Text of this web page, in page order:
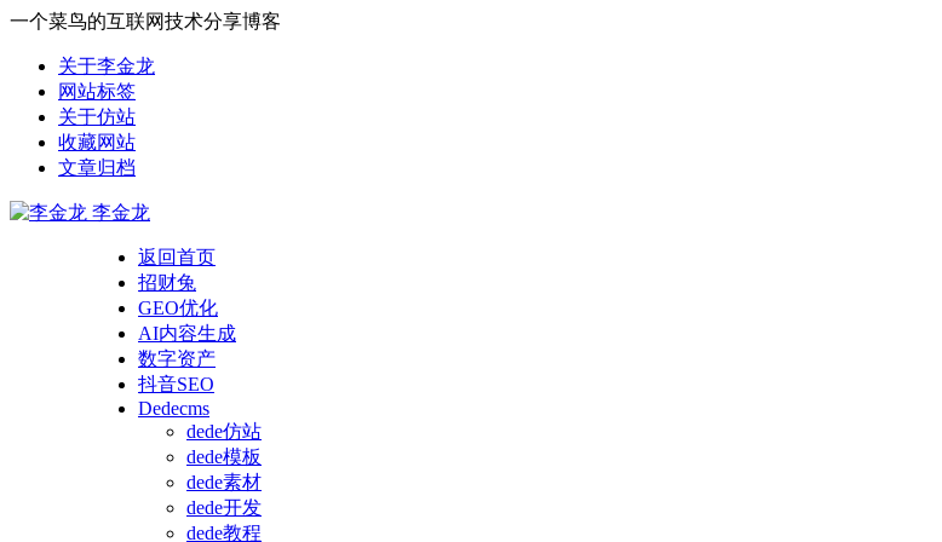
一个菜鸟的互联网技术分享博客
关于李金龙
网站标签
关于仿站
收藏网站
文章归档
李金龙
返回首页
招财兔
GEO优化
AI内容生成
数字资产
抖音SEO
Dedecms
dede仿站
dede模板
dede素材
dede开发
dede教程